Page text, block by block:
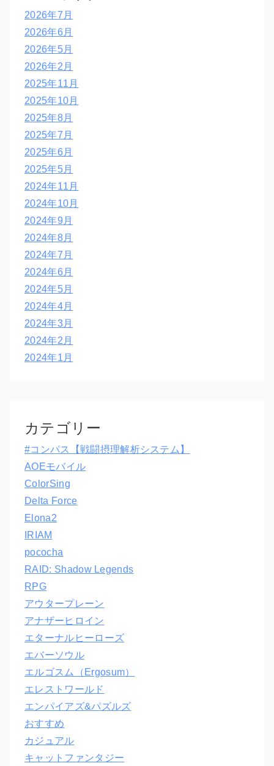
2026年7月
2026年6月
2026年5月
2026年2月
2025年11月
2025年10月
2025年8月
2025年7月
2025年6月
2025年5月
2024年11月
2024年10月
2024年9月
2024年8月
2024年7月
2024年6月
2024年5月
2024年4月
2024年3月
2024年2月
2024年1月
カテゴリー
#コンパス【戦闘摂理解析システム】
AOEモバイル
ColorSing
Delta Force
Elona2
IRIAM
pococha
RAID: Shadow Legends
RPG
アウタープレーン
アナザーヒロイン
エターナルヒーローズ
エバーソウル
エルゴスム（Ergosum）
エレストワールド
エンパイアズ&パズルズ
おすすめ
カジュアル
キャットファンタジー